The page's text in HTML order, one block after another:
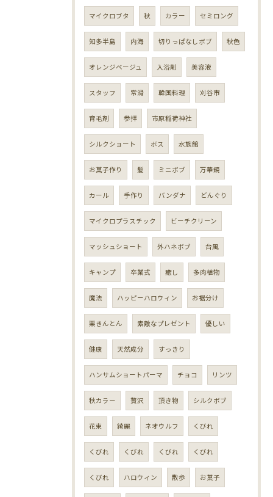
マイクロブタ 秋 カラー セミロング
知多半島 内海 切りっぱなしボブ 秋色
オレンジベージュ 入浴剤 美容液
スタッフ 常滑 韓国料理 刈谷市
育毛剤 参拝 市原稲荷神社
シルクショート ボス 水族館
お菓子作り 髪 ミニボブ 万華鏡
カール 手作り バンダナ どんぐり
マイクロプラスチック ビーチクリーン
マッシュショート 外ハネボブ 台風
キャンプ 卒業式 癒し 多肉植物
魔法 ハッピーハロウィン お裾分け
栗きんとん 素敵なプレゼント 優しい
健康 天然成分 すっきり
ハンサムショートパーマ チョコ リンツ
秋カラー 贅沢 頂き物 シルクボブ
花束 綺麗 ネオウルフ くびれ
くびれ くびれ くびれ くびれ
くびれ ハロウィン 散歩 お菓子